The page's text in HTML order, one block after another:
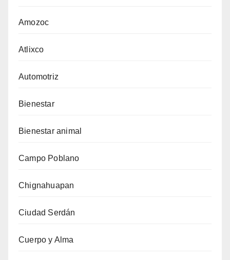
Amozoc
Atlixco
Automotriz
Bienestar
Bienestar animal
Campo Poblano
Chignahuapan
Ciudad Serdán
Cuerpo y Alma